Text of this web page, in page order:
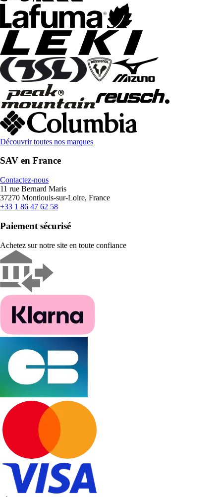
Découvrir toutes nos marques
SAV en France
Contactez-nous
11 rue Bernard Maris
37270 Montlouis-sur-Loire, France
+33 1 86 47 62 58
Paiement sécurisé
Achetez sur notre site en toute confiance